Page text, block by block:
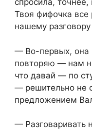
спросила,
Твоя фифочка все
нашему
— Во-первых, она
повторяю — нам
что давай — по
— решительно не
предложением
— Разговаривать